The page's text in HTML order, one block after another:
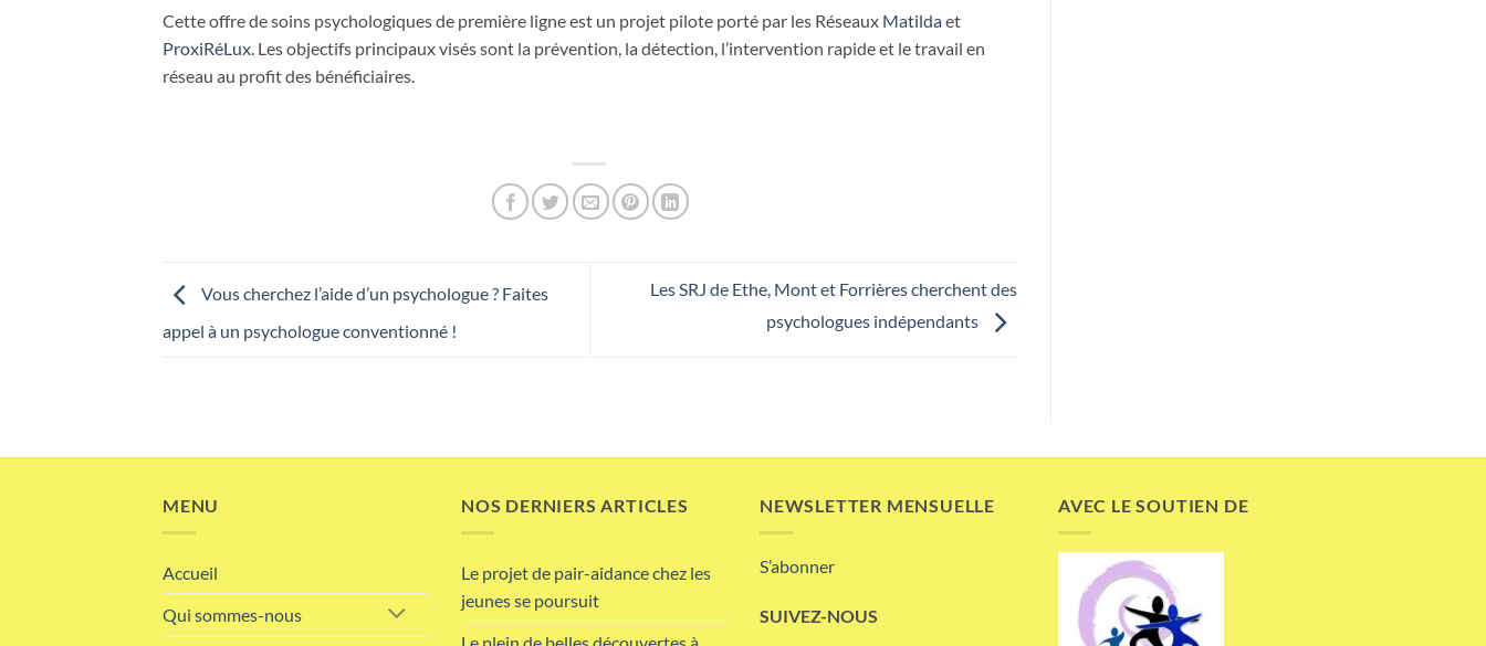
Cette offre de soins psychologiques de première ligne est un projet pilote porté par les Réseaux Matildaet
ProxiRéLux . Les objectifs principaux visés sont la prévention, la détection, l’intervention rapide et le travail en
réseau au profit des bénéficiaires.
Vous cherchez l’aide d’un psychologue ? Faites
appel à un psychologue conventionné !
Les SRJ de Ethe, Mont et Forrières cherchent des
psychologues indépendants
MENU
Accueil
Qui sommes-nous
NOS DERNIERS ARTICLES
Le projet de pair-aidance chez les
jeunes se poursuit
Le plein de belles découvertes à
NEWSLETTER MENSUELLE
S’abonner
SUIVEZ-NOUS
AVEC LE SOUTIEN DE